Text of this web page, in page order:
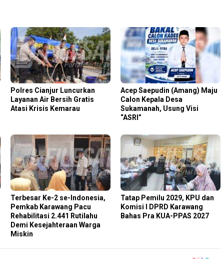
Polres Cianjur Luncurkan
Layanan Air Bersih Gratis
Atasi Krisis Kemarau
Acep Saepudin (Amang) Maju
Calon Kepala Desa
Sukamanah, Usung Visi
“ASRI”
Terbesar Ke-2 se-Indonesia,
Pemkab Karawang Pacu
Rehabilitasi 2.441 Rutilahu
Demi Kesejahteraan Warga
Miskin
Tatap Pemilu 2029, KPU dan
Komisi I DPRD Karawang
Bahas Pra KUA-PPAS 2027